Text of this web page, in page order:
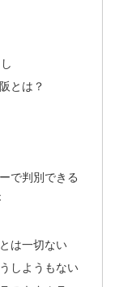
とは？
で判別できる
は一切ない
しようもない